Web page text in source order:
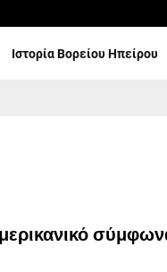
Ιστορία Βορείου Ηπείρου